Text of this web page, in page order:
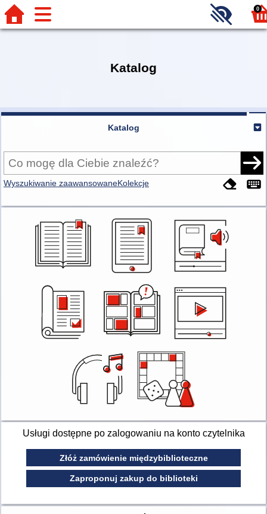
0
Katalog
Katalog
Wyszukiwanie zaawansowaneKolekcje
Usługi dostępne po zalogowaniu na konto czytelnika
Złóż zamówienie międzybiblioteczne
Zaproponuj zakup do biblioteki